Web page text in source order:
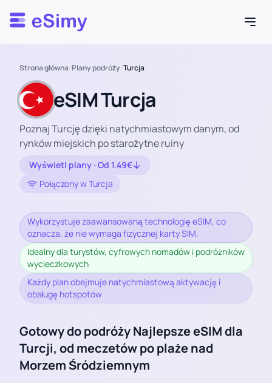
Esimy
Strona główna/Plany podróży/Turcja
eSIM Turcja
Poznaj Turcję dzięki natychmiastowym danym, od
rynków miejskich po starożytne ruiny
Wyświetl plany · Od 1.49€
Połączony w Turcja
Wykorzystuje zaawansowaną technologię eSIM, co
oznacza, że nie wymaga fizycznej karty SIM.
Idealny dla turystów, cyfrowych nomadów i podróżników
wycieczkowych
Każdy plan obejmuje natychmiastową aktywację i
obsługę hotspotów
Gotowy do podróży Najlepsze eSIM dla
Turcji, od meczetów po plaże nad
Morzem Śródziemnym